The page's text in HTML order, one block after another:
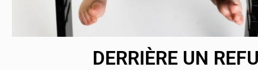
DERRIÈRE UN